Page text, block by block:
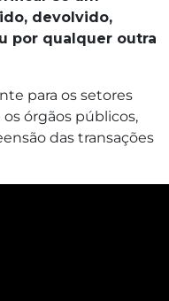
devolvido,
por qualquer outra
para os setores
órgãos públicos,
das transações